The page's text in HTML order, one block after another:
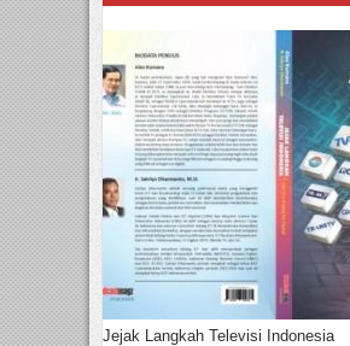
Jejak Langkah Televisi Indonesia